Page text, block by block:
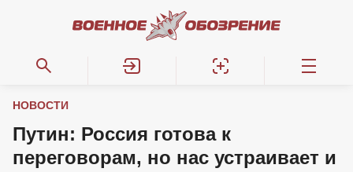
НОВОСТИ
Путин: Россия готова к
переговорам, но нас устраивает и